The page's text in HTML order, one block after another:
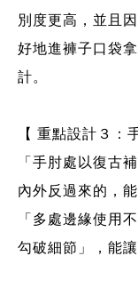
別度更高，並且
好地進褲子口袋
計。
【 重點設計３：
「手肘處以復古
內外反過來的，
「多處邊緣使用
勾破細節」，能